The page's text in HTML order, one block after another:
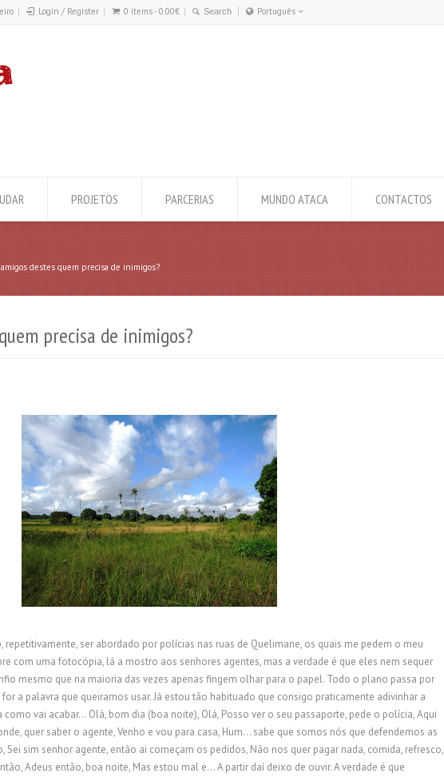
Login / Register 0 items -0.00€
Português
PROJETOS PARCERIAS MUNDO ATACA CONTACTOS
amigos destes quem precisa de inimigos?
precisa de inimigos?
ser abordado por polícias nas ruas de Quelimane, os quais me pedem o meu
com uma fotocópia, lá a mostro aos senhores agentes, mas a verdade é que eles nem sequer
mesmo que na maioria das vezes apenas fingem olhar para o papel. Todo o plano passa por
a palavra que queiramos usar. Já estou tão habituado que consigo praticamente adivinhar a
vai acabar… Olá, bom dia (boa noite), Olá, Posso ver o seu passaporte, pede o polícia, Aqui
quer saber o agente, Venho e vou para casa, Hum… sabe que somos nós que defendemos as
Sei sim senhor agente, então ai começam os pedidos, Não nos quer pagar nada, comida, refresco,
Adeus então, boa noite, Mas estou mal e… A partir daí deixo de ouvir. A verdade é que